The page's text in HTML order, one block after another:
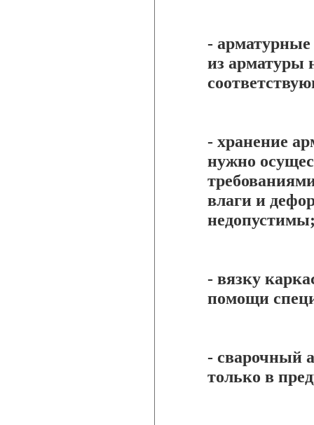
-
из арматуры
- хранение
нужно
влаги и
- вязку
помощи
- сварочный
только в